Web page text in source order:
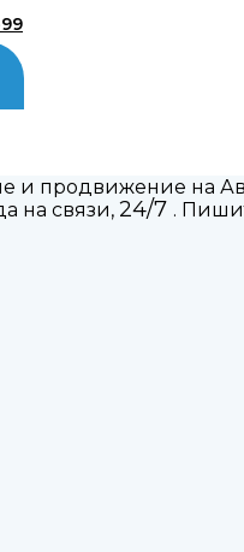
и продвижение на
на связи, 24/7 .